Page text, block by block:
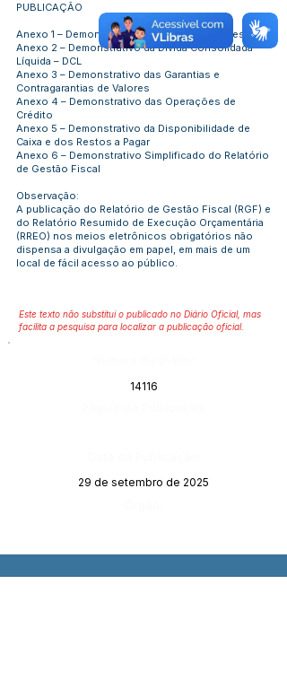
PUBLICAÇÃO
Anexo 1 – Demonstrativo da Despesa com Pessoal
Anexo 2 – Demonstrativo da Dívida Consolidada
Líquida – DCL
Anexo 3 – Demonstrativo das Garantias e
Contragarantias de Valores
Anexo 4 – Demonstrativo das Operações de
Crédito
Anexo 5 – Demonstrativo da Disponibilidade de
Caixa e dos Restos a Pagar
Anexo 6 – Demonstrativo Simplificado do Relatório
de Gestão Fiscal
Observação:
A publicação do Relatório de Gestão Fiscal (RGF) e
do Relatório Resumido de Execução Orçamentária
(RREO) nos meios eletrônicos obrigatórios não
dispensa a divulgação em papel, em mais de um
local de fácil acesso ao público.
Este texto não substitui o publicado no Diário Oficial, mas
facilita a pesquisa para localizar a publicação oficial.
14116
29 de setembro de 2025